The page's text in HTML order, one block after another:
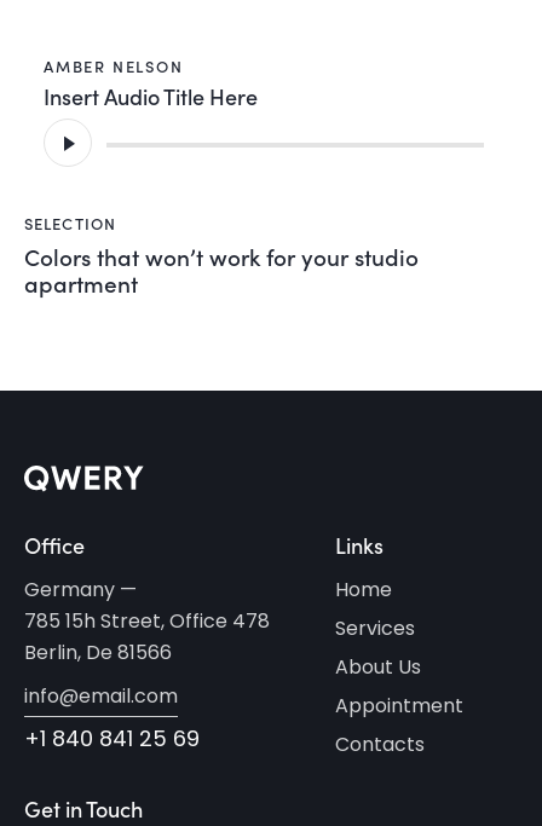
AMBER NELSON
Insert Audio Title Here
Audio
Player
SELECTION
Colors that won’t work for your studio
apartment
Office
Germany —
785 15h Street, Office 478
Berlin, De 81566
info@email.com
+1 840 841 25 69
Links
Home
Services
About Us
Appointment
Contacts
Get in Touch